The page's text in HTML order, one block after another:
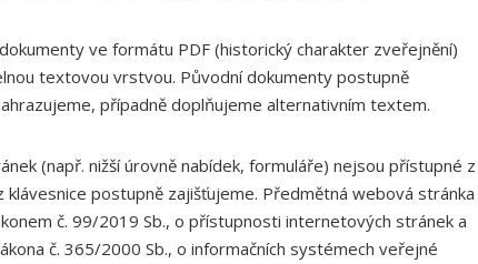
ve formátu PDF (historický charakter zveřejnění)
textovou vrstvou. Původní dokumenty postupně
případně doplňujeme alternativním textem.
(např. nižší úrovně nabídek, formuláře) nejsou přístupné z
postupně zajišťujeme. Předmětná webová stránka
č. 99/2019 Sb., o přístupnosti internetových stránek a
č. 365/2000 Sb., o informačních systémech veřejné